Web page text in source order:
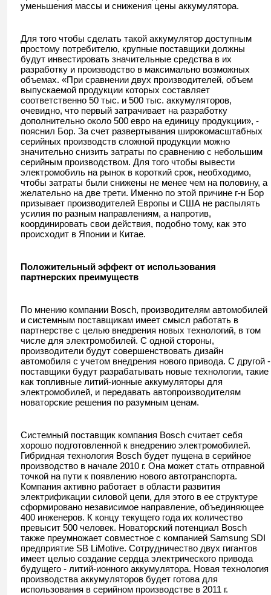
уменьшения массы и снижения цены аккумулятора.
Для того чтобы сделать такой аккумулятор доступным
простому потребителю, крупные поставщики должны
будут инвестировать значительные средства в их
разработку и производство в максимально возможных
объемах. «При сравнении двух производителей, объем
выпускаемой продукции которых составляет
соответственно 50 тыс. и 500 тыс. аккумуляторов,
очевидно, что первый затрачивает на разработку
дополнительно около 500 евро на единицу продукции», -
пояснил Бор. За счет развертывания широкомасштабных
серийных производств сложной продукции можно
значительно снизить затраты по сравнению с небольшим
серийным производством. Для того чтобы вывести
электромобиль на рынок в короткий срок, необходимо,
чтобы затраты были снижены не менее чем на половину, а
желательно на две трети. Именно по этой причине г-н Бор
призывает производителей Европы и США не распылять
усилия по разным направлениям, а напротив,
координировать свои действия, подобно тому, как это
происходит в Японии и Китае.
Положительный эффект от использования
партнерских преимуществ
По мнению компании Bosch, производителям автомобилей
и системным поставщикам имеет смысл работать в
партнерстве с целью внедрения новых технологий, в том
числе для электромобилей. С одной стороны,
производители будут совершенствовать дизайн
автомобиля с учетом внедрения нового привода. С другой -
поставщики будут разрабатывать новые технологии, такие
как топливные литий-ионные аккумуляторы для
электромобилей, и передавать автопроизводителям
новаторские решения по разумным ценам.
Системный поставщик компания Bosch считает себя
хорошо подготовленной к внедрению электромобилей.
Гибридная технология Bosch будет пущена в серийное
производство в начале 2010 г. Она может стать отправной
точкой на пути к появлению нового автотранспорта.
Компания активно работает в области развития
электрификации силовой цепи, для этого в ее структуре
сформировано независимое направление, объединяющее
400 инженеров. К концу текущего года их количество
превысит 500 человек. Новаторский потенциал Bosch
также преумножает совместное с компанией Samsung SDI
предприятие SB LiMotive. Сотрудничество двух гигантов
имеет целью создание сердца электрического привода
будущего - литий-ионного аккумулятора. Новая технология
производства аккумуляторов будет готова для
использования в серийном производстве в 2011 г.